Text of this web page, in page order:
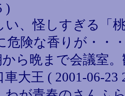
)
い、怪しすぎる「
危険な香りが・・
ら晩まで会議室
車大王 ( 2001-06-23